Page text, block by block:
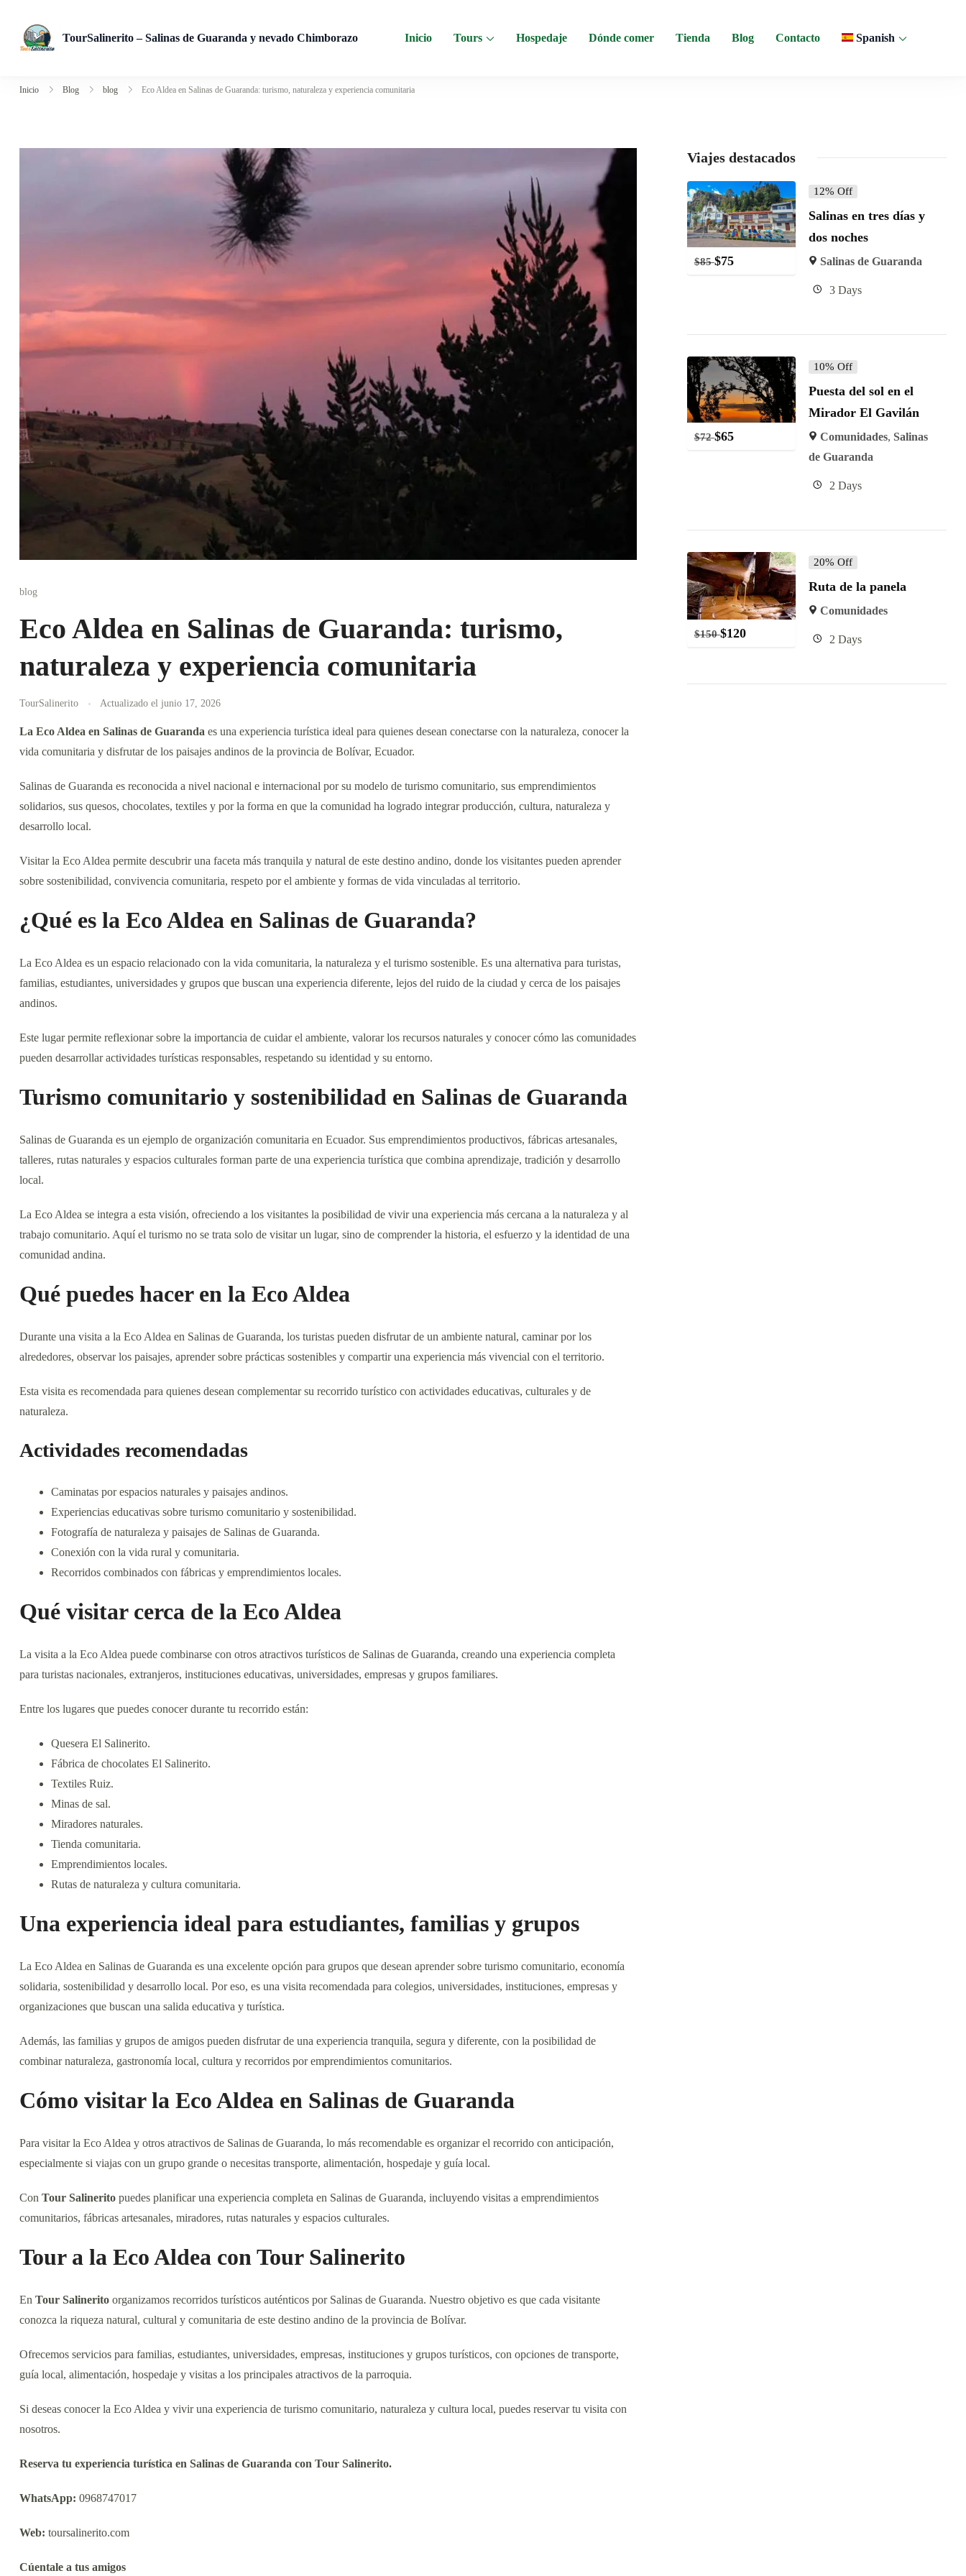
TourSalinerito – Salinas de Guaranda y nevado Chimborazo Inicio Tours Hospedaje Dónde comer Tienda Blog Contacto Spanish
Inicio Blog blog Eco Aldea en Salinas de Guaranda: turismo, naturaleza y experiencia comunitaria
blog
Eco Aldea en Salinas de Guaranda: turismo,
naturaleza y experiencia comunitaria
TourSalinerito Actualizado el junio 17, 2026
La Eco Aldea en Salinas de Guaranda es una experiencia turística ideal para quienes desean conectarse con la naturaleza, conocer la
vida comunitaria y disfrutar de los paisajes andinos de la provincia de Bolívar, Ecuador.
Salinas de Guaranda es reconocida a nivel nacional e internacional por su modelo de turismo comunitario, sus emprendimientos
solidarios, sus quesos, chocolates, textiles y por la forma en que la comunidad ha logrado integrar producción, cultura, naturaleza y
desarrollo local.
Visitar la Eco Aldea permite descubrir una faceta más tranquila y natural de este destino andino, donde los visitantes pueden aprender
sobre sostenibilidad, convivencia comunitaria, respeto por el ambiente y formas de vida vinculadas al territorio.
¿Qué es la Eco Aldea en Salinas de Guaranda?
La Eco Aldea es un espacio relacionado con la vida comunitaria, la naturaleza y el turismo sostenible. Es una alternativa para turistas,
familias, estudiantes, universidades y grupos que buscan una experiencia diferente, lejos del ruido de la ciudad y cerca de los paisajes
andinos.
Este lugar permite reflexionar sobre la importancia de cuidar el ambiente, valorar los recursos naturales y conocer cómo las comunidades
pueden desarrollar actividades turísticas responsables, respetando su identidad y su entorno.
Turismo comunitario y sostenibilidad en Salinas de Guaranda
Salinas de Guaranda es un ejemplo de organización comunitaria en Ecuador. Sus emprendimientos productivos, fábricas artesanales,
talleres, rutas naturales y espacios culturales forman parte de una experiencia turística que combina aprendizaje, tradición y desarrollo
local.
La Eco Aldea se integra a esta visión, ofreciendo a los visitantes la posibilidad de vivir una experiencia más cercana a la naturaleza y al
trabajo comunitario. Aquí el turismo no se trata solo de visitar un lugar, sino de comprender la historia, el esfuerzo y la identidad de una
comunidad andina.
Qué puedes hacer en la Eco Aldea
Durante una visita a la Eco Aldea en Salinas de Guaranda, los turistas pueden disfrutar de un ambiente natural, caminar por los
alrededores, observar los paisajes, aprender sobre prácticas sostenibles y compartir una experiencia más vivencial con el territorio.
Esta visita es recomendada para quienes desean complementar su recorrido turístico con actividades educativas, culturales y de
naturaleza.
Actividades recomendadas
Caminatas por espacios naturales y paisajes andinos.
Experiencias educativas sobre turismo comunitario y sostenibilidad.
Fotografía de naturaleza y paisajes de Salinas de Guaranda.
Conexión con la vida rural y comunitaria.
Recorridos combinados con fábricas y emprendimientos locales.
Qué visitar cerca de la Eco Aldea
La visita a la Eco Aldea puede combinarse con otros atractivos turísticos de Salinas de Guaranda, creando una experiencia completa
para turistas nacionales, extranjeros, instituciones educativas, universidades, empresas y grupos familiares.
Entre los lugares que puedes conocer durante tu recorrido están:
Quesera El Salinerito.
Fábrica de chocolates El Salinerito.
Textiles Ruiz.
Minas de sal.
Miradores naturales.
Tienda comunitaria.
Emprendimientos locales.
Rutas de naturaleza y cultura comunitaria.
Una experiencia ideal para estudiantes, familias y grupos
La Eco Aldea en Salinas de Guaranda es una excelente opción para grupos que desean aprender sobre turismo comunitario, economía
solidaria, sostenibilidad y desarrollo local. Por eso, es una visita recomendada para colegios, universidades, instituciones, empresas y
organizaciones que buscan una salida educativa y turística.
Además, las familias y grupos de amigos pueden disfrutar de una experiencia tranquila, segura y diferente, con la posibilidad de
combinar naturaleza, gastronomía local, cultura y recorridos por emprendimientos comunitarios.
Cómo visitar la Eco Aldea en Salinas de Guaranda
Para visitar la Eco Aldea y otros atractivos de Salinas de Guaranda, lo más recomendable es organizar el recorrido con anticipación,
especialmente si viajas con un grupo grande o necesitas transporte, alimentación, hospedaje y guía local.
Con Tour Salinerito puedes planificar una experiencia completa en Salinas de Guaranda, incluyendo visitas a emprendimientos
comunitarios, fábricas artesanales, miradores, rutas naturales y espacios culturales.
Tour a la Eco Aldea con Tour Salinerito
En Tour Salinerito organizamos recorridos turísticos auténticos por Salinas de Guaranda. Nuestro objetivo es que cada visitante
conozca la riqueza natural, cultural y comunitaria de este destino andino de la provincia de Bolívar.
Ofrecemos servicios para familias, estudiantes, universidades, empresas, instituciones y grupos turísticos, con opciones de transporte,
guía local, alimentación, hospedaje y visitas a los principales atractivos de la parroquia.
Si deseas conocer la Eco Aldea y vivir una experiencia de turismo comunitario, naturaleza y cultura local, puedes reservar tu visita con
nosotros.
Reserva tu experiencia turística en Salinas de Guaranda con Tour Salinerito.
WhatsApp: 0968747017
Web: toursalinerito.com
Cúentale a tus amigos
Viajes destacados
$85 $75
12% Off
Salinas en tres días y
dos noches
Salinas de Guaranda
3 Days
$72 $65
10% Off
Puesta del sol en el
Mirador El Gavilán
Comunidades, Salinas
de Guaranda
2 Days
$150 $120
20% Off
Ruta de la panela
Comunidades
2 Days